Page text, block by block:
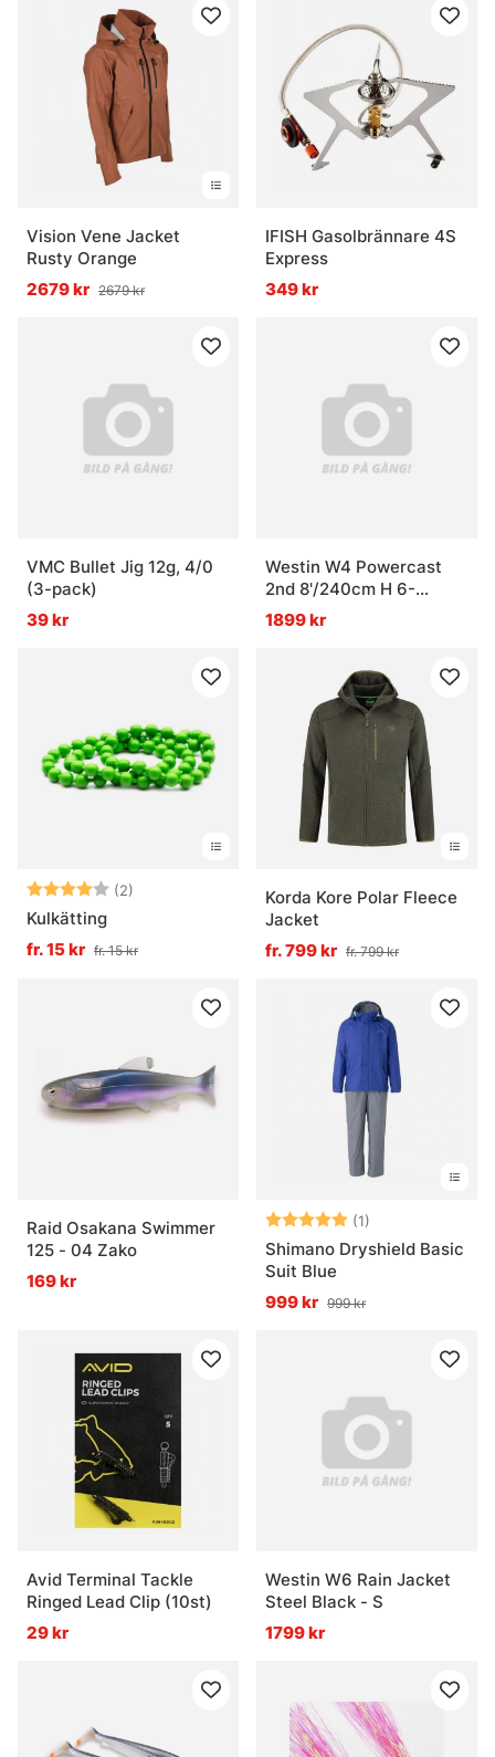
Vision Vene Jacket
Rusty Orange
2679 kr 2679 kr
IFISH Gasolbrännare 4S
Express
349 kr
VMC Bullet Jig 12g, 4/0
(3-pack)
39 kr
Westin W4 Powercast
2nd 8'/240cm H 6-
8lbs/40-130g 2sec
1899 kr
Betyg: (2)
4.0 utav 5 stjärnor
Kulkätting
fr. 15 kr fr. 15 kr
Korda Kore Polar Fleece
Jacket
fr. 799 kr fr. 799 kr
Raid Osakana Swimmer
125 - 04 Zako
169 kr
Betyg: (1)
Shimano Dryshield Basic
Suit Blue
999 kr 999 kr
Avid Terminal Tackle
Ringed Lead Clip (10st)
29 kr
Westin W6 Rain Jacket
Steel Black - S
1799 kr